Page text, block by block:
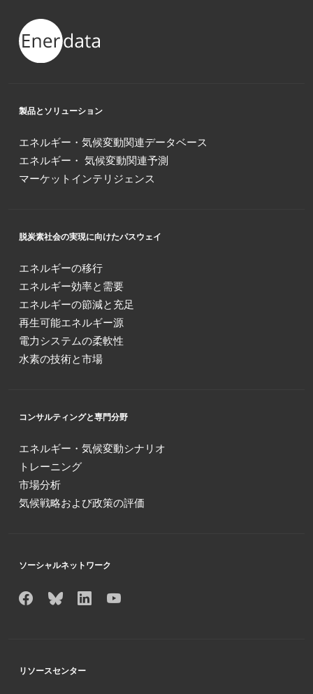
製品とソリューション
エネルギー・気候変動関連データベース
エネルギー・ 気候変動関連予測
マーケットインテリジェンス
脱炭素社会の実現に向けたパスウェイ
エネルギーの移行
エネルギー効率と需要
エネルギーの節減と充足
再生可能エネルギー源
電力システムの柔軟性
水素の技術と市場
コンサルティングと専門分野
エネルギー・気候変動シナリオ
トレーニング
市場分析
気候戦略および政策の評価
ソーシャルネットワーク
リソースセンター